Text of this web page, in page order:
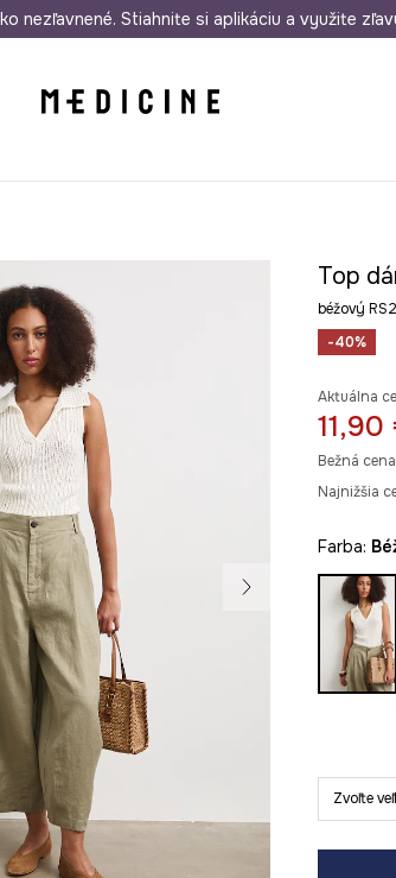
Odoslanie aj do 24 hodín 30 dní na
nezľavnené. Stiahnite si aplikáciu a využite
Top
béžový
-40%
Aktuálna
11,90
Bežná
Najnižšia
Farba:
Zvoľte